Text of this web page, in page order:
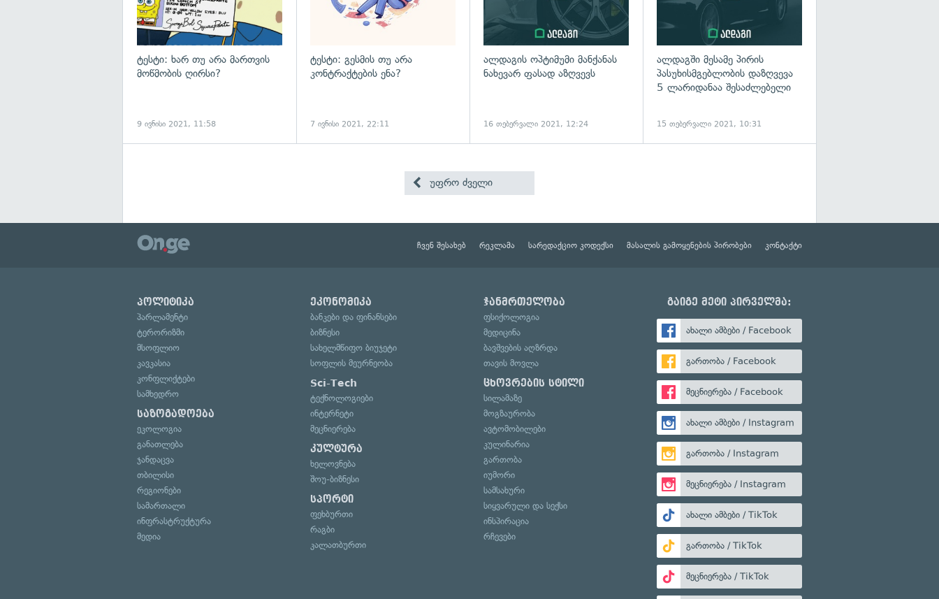
ტესტი: ხარ თუ არა მართვის
მოწმობის ღირსი?
9 ივნისი 2021, 11:58
ტესტი: გესმის თუ არა
კონტრაქტების ენა?
7 ივნისი 2021, 22:11
ალდაგის ოპტიმუმი მანქანას
ნახევარ ფასად აზღვევს
16 თებერვალი 2021, 12:24
ალდაგში მესამე პირის
პასუხისმგებლობის დაზღვევა
5 ლარიდანაა შესაძლებელი
15 თებერვალი 2021, 10:31
უფრო ძველი
ჩვენ შესახებ რეკლამა სარედაქციო კოდექსი მასალის გამოყენების პირობები კონტაქტი
პოლიტიკა
პარლამენტი
ტერორიზმი
მსოფლიო
კავკასია
კონფლიქტები
სამხედრო
საზოგადოება
ეკოლოგია
განათლება
ჯანდაცვა
თბილისი
რეგიონები
სამართალი
ინფრასტრუქტურა
მედია
ეკონომიკა
ბანკები და ფინანსები
ბიზნესი
სახელმწიფო ბიუჯეტი
სოფლის მეურნეობა
Sci-Tech
ტექნოლოგიები
ინტერნეტი
მეცნიერება
კულტურა
ხელოვნება
შოუ-ბიზნესი
სპორტი
ფეხბურთი
რაგბი
კალათბურთი
ჯანმრთელობა
ფსიქოლოგია
მედიცინა
ბავშვების აღზრდა
თავის მოვლა
ცხოვრების სტილი
სილამაზე
მოგზაურობა
ავტომობილები
კულინარია
გართობა
იუმორი
სამსახური
სიყვარული და სექსი
ინსპირაცია
რჩევები
გაიგე მეტი პირველმა:
ახალი ამბები / Facebook
გართობა / Facebook
მეცნიერება / Facebook
ახალი ამბები / Instagram
გართობა / Instagram
მეცნიერება / Instagram
ახალი ამბები / TikTok
გართობა / TikTok
მეცნიერება / TikTok